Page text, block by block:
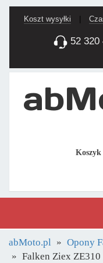
Koszt wysyłki
52 320
Koszyk
abMoto.pl Opony
Falken Ziex